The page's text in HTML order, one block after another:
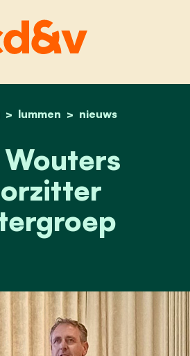
home
lummen nieuws
luc wouters voorzitter